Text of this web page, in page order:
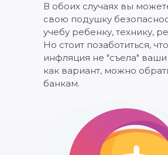
В обоих случаях вы
свою подушку
учебу ребенку, технику,
Но стоит позаботиться,
инфляция не "съела"
как вариант, можно
банкам.